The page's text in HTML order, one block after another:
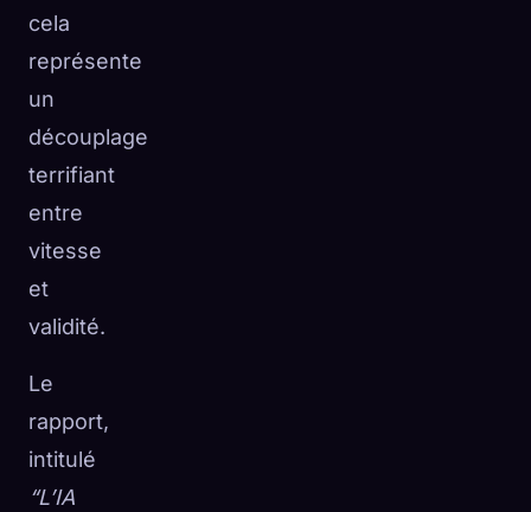
cela
représente
un
découplage
terrifiant
entre
vitesse
et
validité.
Le
rapport,
intitulé
“L’IA